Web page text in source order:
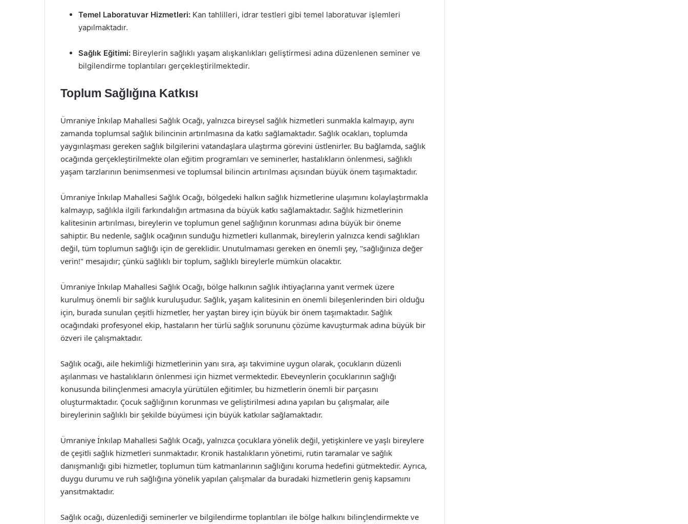
Temel Laboratuvar Hizmetleri: Kan tahlilleri, idrar testleri gibi temel laboratuvar işlemleri
yapılmaktadır.
Sağlık Eğitimi: Bireylerin sağlıklı yaşam alışkanlıkları geliştirmesi adına düzenlenen seminer ve
bilgilendirme toplantıları gerçekleştirilmektedir.
Toplum Sağlığına Katkısı
Ümraniye İnkılap Mahallesi Sağlık Ocağı, yalnızca bireysel sağlık hizmetleri sunmakla kalmayıp, aynı
zamanda toplumsal sağlık bilincinin artırılmasına da katkı sağlamaktadır. Sağlık ocakları, toplumda
yaygınlaşması gereken sağlık bilgilerini vatandaşlara ulaştırma görevini üstlenirler. Bu bağlamda, sağlık
ocağında gerçekleştirilmekte olan eğitim programları ve seminerler, hastalıkların önlenmesi, sağlıklı
yaşam tarzlarının benimsenmesi ve toplumsal bilincin artırılması açısından büyük önem taşımaktadır.
Ümraniye İnkılap Mahallesi Sağlık Ocağı, bölgedeki halkın sağlık hizmetlerine ulaşımını kolaylaştırmakla
kalmayıp, sağlıkla ilgili farkındalığın artmasına da büyük katkı sağlamaktadır. Sağlık hizmetlerinin
kalitesinin artırılması, bireylerin ve toplumun genel sağlığının korunması adına büyük bir öneme
sahiptir. Bu nedenle, sağlık ocağının sunduğu hizmetleri kullanmak, bireylerin yalnızca kendi sağlıkları
değil, tüm toplumun sağlığı için de gereklidir. Unutulmaması gereken en önemli şey, "sağlığınıza değer
verin!" mesajıdır; çünkü sağlıklı bir toplum, sağlıklı bireylerle mümkün olacaktır.
Ümraniye İnkılap Mahallesi Sağlık Ocağı, bölge halkının sağlık ihtiyaçlarına yanıt vermek üzere
kurulmuş önemli bir sağlık kuruluşudur. Sağlık, yaşam kalitesinin en önemli bileşenlerinden biri olduğu
için, burada sunulan çeşitli hizmetler, her yaştan birey için büyük bir önem taşımaktadır. Sağlık
ocağındaki profesyonel ekip, hastaların her türlü sağlık sorununu çözüme kavuşturmak adına büyük bir
özveri ile çalışmaktadır.
Sağlık ocağı, aile hekimliği hizmetlerinin yanı sıra, aşı takvimine uygun olarak, çocukların düzenli
aşılanması ve hastalıkların önlenmesi için hizmet vermektedir. Ebeveynlerin çocuklarının sağlığı
konusunda bilinçlenmesi amacıyla yürütülen eğitimler, bu hizmetlerin önemli bir parçasını
oluşturmaktadır. Çocuk sağlığının korunması ve geliştirilmesi adına yapılan bu çalışmalar, aile
bireylerinin sağlıklı bir şekilde büyümesi için büyük katkılar sağlamaktadır.
Ümraniye İnkılap Mahallesi Sağlık Ocağı, yalnızca çocuklara yönelik değil, yetişkinlere ve yaşlı bireylere
de çeşitli sağlık hizmetleri sunmaktadır. Kronik hastalıkların yönetimi, rutin taramalar ve sağlık
danışmanlığı gibi hizmetler, toplumun tüm katmanlarının sağlığını koruma hedefini gütmektedir. Ayrıca,
duygu durumu ve ruh sağlığına yönelik yapılan çalışmalar da buradaki hizmetlerin geniş kapsamını
yansıtmaktadır.
Sağlık ocağı, düzenlediği seminerler ve bilgilendirme toplantıları ile bölge halkını bilinçlendirmekte ve